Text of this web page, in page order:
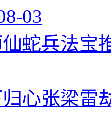
03
蛇兵法宝
心张梁雷